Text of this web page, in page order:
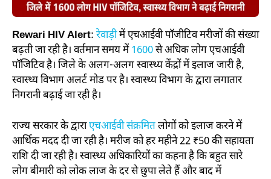
Rewari HIV Alert: रेवाड़ीमें एचआईवी पॉजीटिव मरीजों की संख्या
बढ़ती जा रही है। वर्तमान समय में1600से अधिक लोग एचआईवी
पॉजिटिव है। जिले के अलग-अलग स्वास्थ्य केंद्रों में इलाज जारी है,
स्वास्थ्य विभाग अलर्ट मोड पर है। स्वास्थ्य विभाग के द्वारा लगातार
निगरानी बढ़ाई जा रही है।
राज्य सरकार के द्वाराएचआईवी संक्रमितलोगों को इलाज करने में
आर्थिक मदद दी जा रही है। मरीज को हर महीने 22 ₹50 की सहायता
राशि दी जा रही है। स्वास्थ्य अधिकारियों का कहना है कि बहुत सारे
लोग बीमारी को लोक लाज के दर से छुपा लेते हैं और बाद में